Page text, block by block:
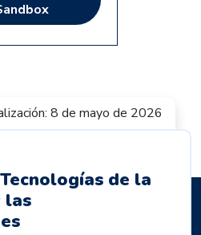
técnicopor parte de un
de formación en
de nube, que para el caso
los proyectos se deberá
plantilla de proyecto, la cual
8 de mayo de 2026
de la
las